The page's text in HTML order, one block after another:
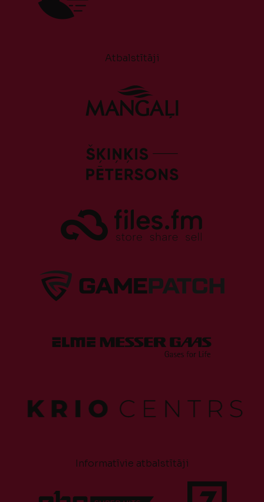
Atbalstītāji
Informatīvie atbalstītāji